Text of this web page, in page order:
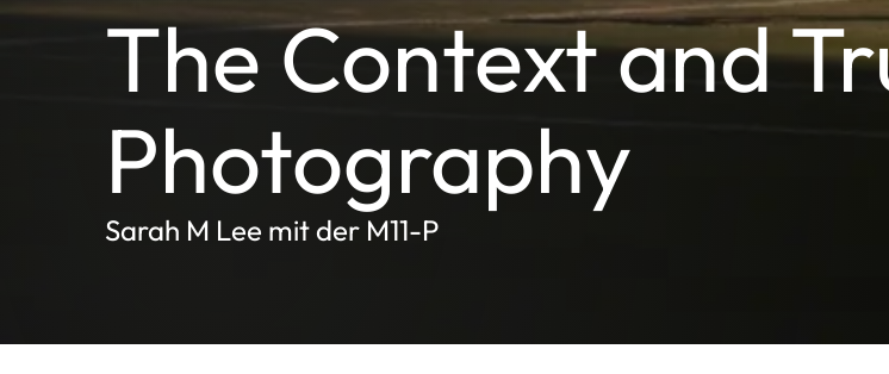
The Context and
Photography
Sarah M Lee mit der M11-P